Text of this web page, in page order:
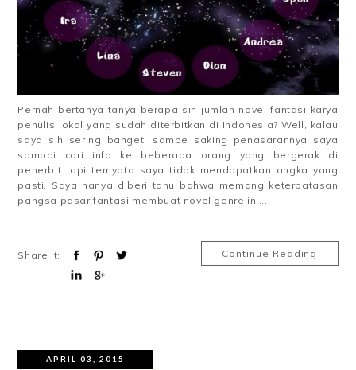
Pernah bertanya tanya berapa sih jumlah novel fantasi karya
penulis lokal yang sudah diterbitkan di Indonesia? Well, kalau
saya sih sering banget, sampe saking penasarannya saya
sampai cari info ke beberapa orang yang bergerak di
penerbit tapi ternyata saya tidak mendapatkan angka yang
pasti. Saya hanya diberi tahu bahwa memang keterbatasan
pangsa pasar fantasi membuat novel genre ini...
Share It: Continue Reading
APRIL 03, 2015